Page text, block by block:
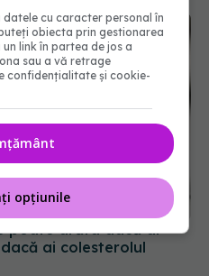
poate arăta dacă ai
ai colesterolul
cu caracter personal în
obiecta prin gestionarea
link în partea de jos a
sau a vă retrage
confidențialitate și cookie-
opțiunile